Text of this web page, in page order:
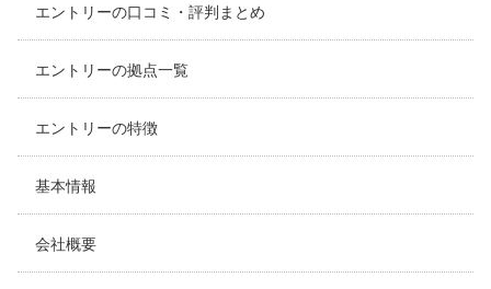
エントリーの口コミ・評判まとめ
エントリーの拠点一覧
エントリーの特徴
基本情報
会社概要